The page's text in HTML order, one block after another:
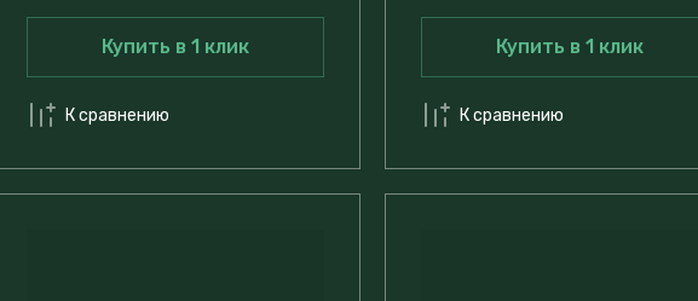
Купить в 1 клик
К сравнению
Купить в 1 клик
К сравнению